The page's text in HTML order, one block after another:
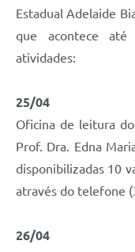
SIC
Estadual Adelaide
que acontece
atividades:
25/04
Oficina de leitura
Prof. Dra. Edna
disponibilizadas 10
através do telefone
26/04